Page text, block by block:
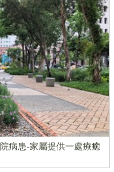
病患-家屬提供一處療癒